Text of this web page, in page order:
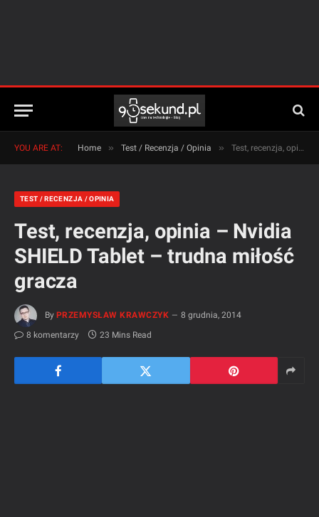
YOU ARE AT: Home » Test / Recenzja / Opinia » Test, recenzja, opinia – Nvidia SHIELD Tablet – trudna miłość gracza
TEST / RECENZJA / OPINIA
Test, recenzja, opinia – Nvidia
SHIELD Tablet – trudna miłość
gracza
By PRZEMYSŁAW KRAWCZYK
8 grudnia, 2014
8 komentarzy
23 Mins Read